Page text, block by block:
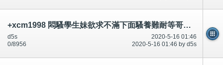
+xcm1998 悶騷學生妹欲求不滿下面騷養難耐等哥哥插她小穴穴
2020-5-16 01:46
d5s
2020-5-16 01:46 by d5s
0/8956